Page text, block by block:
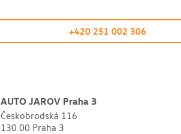
+420 251 002 306
AUTO JAROV Praha 3
Českobrodská 116
130 00 Praha 3